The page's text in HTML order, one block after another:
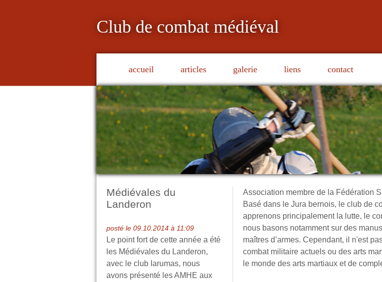
Club de combat médiéval
accueil articles galerie liens contact
Médiévales du
Landeron
posté le 09.10.2014 à 11:09
Le point fort de cette année a été
les Médiévales du Landeron,
avec le club Iarumas, nous
avons présenté les AMHE aux
Association membre de la Fédération
Basé dans le Jura bernois, le club de
apprenons principalement la lutte, le
nous basons notamment sur des
maîtres d’armes. Cependant, il n'est
combat militaire actuels ou des arts
le monde des arts martiaux et de